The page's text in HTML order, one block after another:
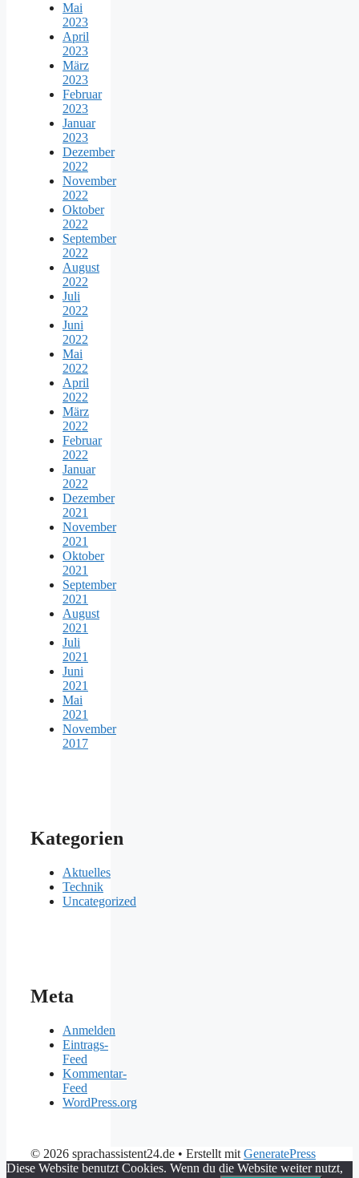
Mai
2023
April
2023
März
2023
Februar
2023
Januar
2023
Dezember
2022
November
2022
Oktober
2022
September
2022
August
2022
Juli
2022
Juni
2022
Mai
2022
April
2022
März
2022
Februar
2022
Januar
2022
Dezember
2021
November
2021
Oktober
2021
September
2021
August
2021
Juli
2021
Juni
2021
Mai
2021
November
2017
Kategorien
Aktuelles
Technik
Uncategorized
Meta
Anmelden
Eintrags-
Feed
Kommentar-
Feed
WordPress.org
© 2026 sprachassistent24.de • Erstellt mit GeneratePress
Diese Website benutzt Cookies. Wenn du die Website weiter nutzt,